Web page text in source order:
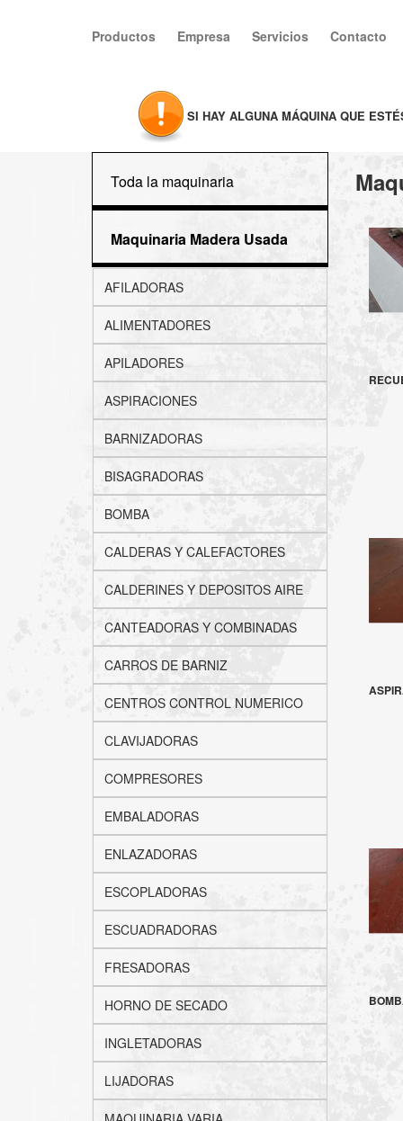
Productos Empresa Servicios Contacto
SI HAY ALGUNA MÁQUINA QUE
Toda la maquinaria
Maquinaria Madera Usada
AFILADORAS
ALIMENTADORES
APILADORES
ASPIRACIONES
BARNIZADORAS
BISAGRADORAS
BOMBA
CALDERAS Y CALEFACTORES
CALDERINES Y DEPOSITOS AIRE
CANTEADORAS Y COMBINADAS
CARROS DE BARNIZ
CENTROS CONTROL NUMERICO
CLAVIJADORAS
COMPRESORES
EMBALADORAS
ENLAZADORAS
ESCOPLADORAS
ESCUADRADORAS
FRESADORAS
HORNO DE SECADO
INGLETADORAS
LIJADORAS